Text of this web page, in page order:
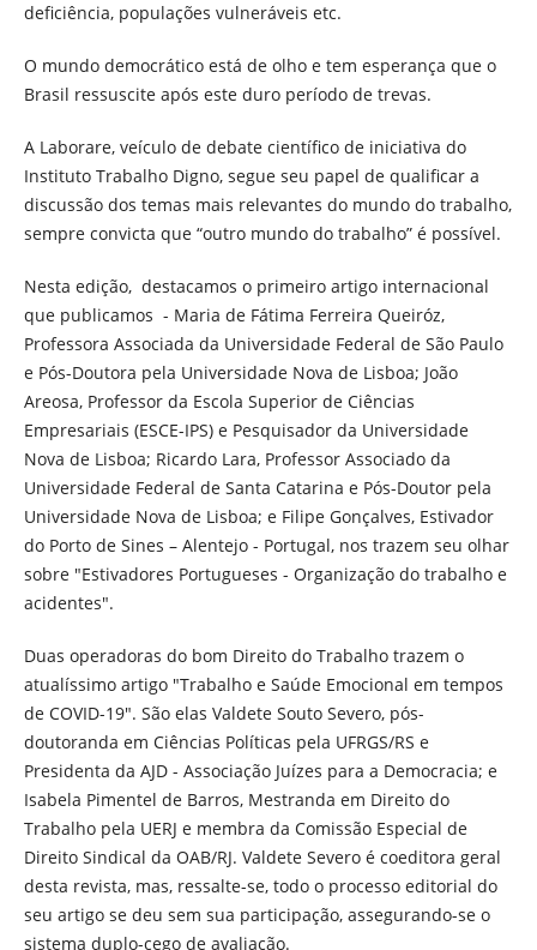
deficiência, populações vulneráveis etc.
O mundo democrático está de olho e tem esperança que o
Brasil ressuscite após este duro período de trevas.
A Laborare, veículo de debate científico de iniciativa do
Instituto Trabalho Digno, segue seu papel de qualificar a
discussão dos temas mais relevantes do mundo do trabalho,
sempre convicta que “outro mundo do trabalho” é possível.
Nesta edição, destacamos o primeiro artigo internacional
que publicamos - Maria de Fátima Ferreira Queiróz,
Professora Associada da Universidade Federal de São Paulo
e Pós-Doutora pela Universidade Nova de Lisboa; João
Areosa, Professor da Escola Superior de Ciências
Empresariais (ESCE-IPS) e Pesquisador da Universidade
Nova de Lisboa; Ricardo Lara, Professor Associado da
Universidade Federal de Santa Catarina e Pós-Doutor pela
Universidade Nova de Lisboa; e Filipe Gonçalves, Estivador
do Porto de Sines – Alentejo - Portugal, nos trazem seu olhar
sobre "Estivadores Portugueses - Organização do trabalho e
acidentes".
Duas operadoras do bom Direito do Trabalho trazem o
atualíssimo artigo "Trabalho e Saúde Emocional em tempos
de COVID-19". São elas Valdete Souto Severo, pós-
doutoranda em Ciências Políticas pela UFRGS/RS e
Presidenta da AJD - Associação Juízes para a Democracia; e
Isabela Pimentel de Barros, Mestranda em Direito do
Trabalho pela UERJ e membra da Comissão Especial de
Direito Sindical da OAB/RJ. Valdete Severo é coeditora geral
desta revista, mas, ressalte-se, todo o processo editorial do
seu artigo se deu sem sua participação, assegurando-se o
sistema duplo-cego de avaliação.